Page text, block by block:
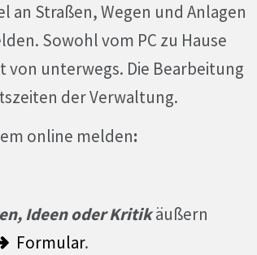
an Straßen, Wegen und Anlagen
Sowohl vom PC zu Hause
von unterwegs. Die Bearbeitung
der Verwaltung.
online melden:
Ideen oder Kritikäußern
Formular.